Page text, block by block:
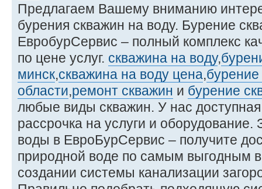
Предлагаем Вашему вниманию
бурения скважин на воду. Бурение
ЕвробурСервис – полный комплекс
по цене услуг. скважина на воду,
минск,скважина на воду цена,
области,ремонт скважин и бурение
любые виды скважин. У нас
рассрочка на услуги и оборудование.
воды в ЕвроБурСервис – получите
природной воде по самым выгодным
создании системы канализации